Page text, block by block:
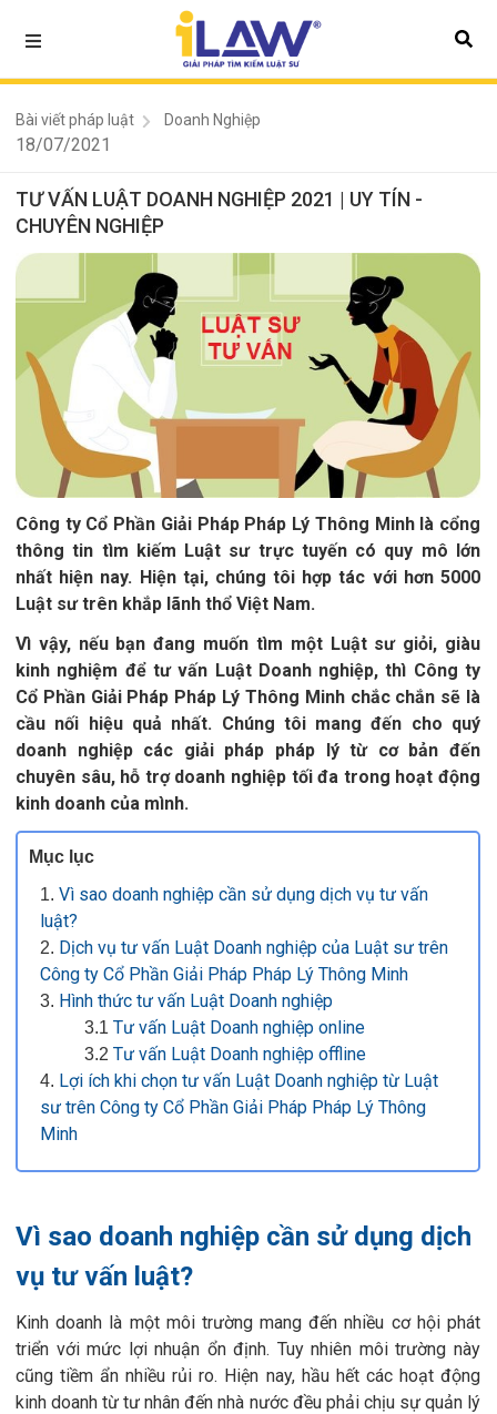
Bài viết pháp luật Doanh Nghiệp
18/07/2021
TƯ VẤN LUẬT DOANH NGHIỆP 2021 | UY TÍN -
CHUYÊN NGHIỆP
Công ty Cổ Phần Giải Pháp Pháp Lý Thông Minh là cổng
thông tin tìm kiếm Luật sư trực tuyến có quy mô lớn
nhất hiện nay. Hiện tại, chúng tôi hợp tác với hơn 5000
Luật sư trên khắp lãnh thổ Việt Nam.
Vì vậy, nếu bạn đang muốn tìm một Luật sư giỏi, giàu
kinh nghiệm để tư vấn Luật Doanh nghiệp, thì Công ty
Cổ Phần Giải Pháp Pháp Lý Thông Minh chắc chắn sẽ là
cầu nối hiệu quả nhất. Chúng tôi mang đến cho quý
doanh nghiệp các giải pháp pháp lý từ cơ bản đến
chuyên sâu, hỗ trợ doanh nghiệp tối đa trong hoạt động
kinh doanh của mình.
Mục lục
Vì sao doanh nghiệp cần sử dụng dịch vụ tư vấn
luật?
Dịch vụ tư vấn Luật Doanh nghiệp của Luật sư trên
Công ty Cổ Phần Giải Pháp Pháp Lý Thông Minh
Hình thức tư vấn Luật Doanh nghiệp
Tư vấn Luật Doanh nghiệp online
Tư vấn Luật Doanh nghiệp offline
Lợi ích khi chọn tư vấn Luật Doanh nghiệp từ Luật
sư trên Công ty Cổ Phần Giải Pháp Pháp Lý Thông
Minh
Vì sao doanh nghiệp cần sử dụng dịch
vụ tư vấn luật?
Kinh doanh là một môi trường mang đến nhiều cơ hội phát
triển với mức lợi nhuận ổn định. Tuy nhiên môi trường này
cũng tiềm ẩn nhiều rủi ro. Hiện nay, hầu hết các hoạt động
kinh doanh từ tư nhân đến nhà nước đều phải chịu sự quản lý